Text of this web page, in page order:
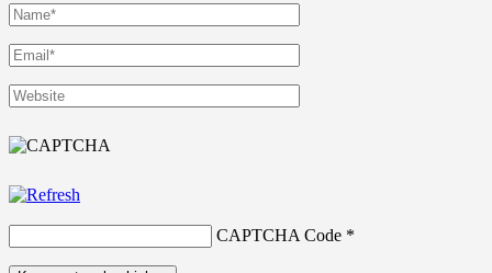
CAPTCHA Code *